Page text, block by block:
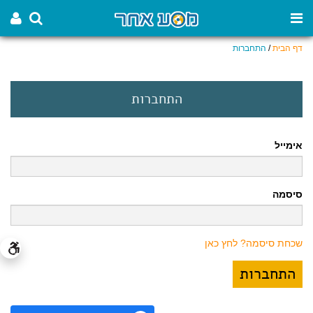
דף הבית/ התחברות
התחברות
אימייל
סיסמה
שכחת סיסמה? לחץ כאן